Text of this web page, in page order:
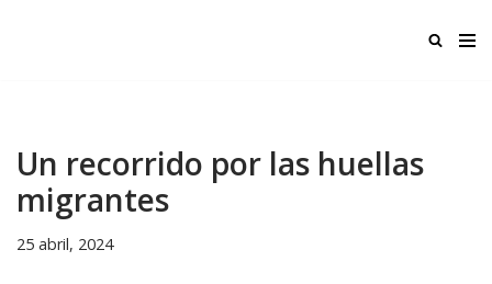
Un recorrido por las huellas
migrantes
25 abril, 2024